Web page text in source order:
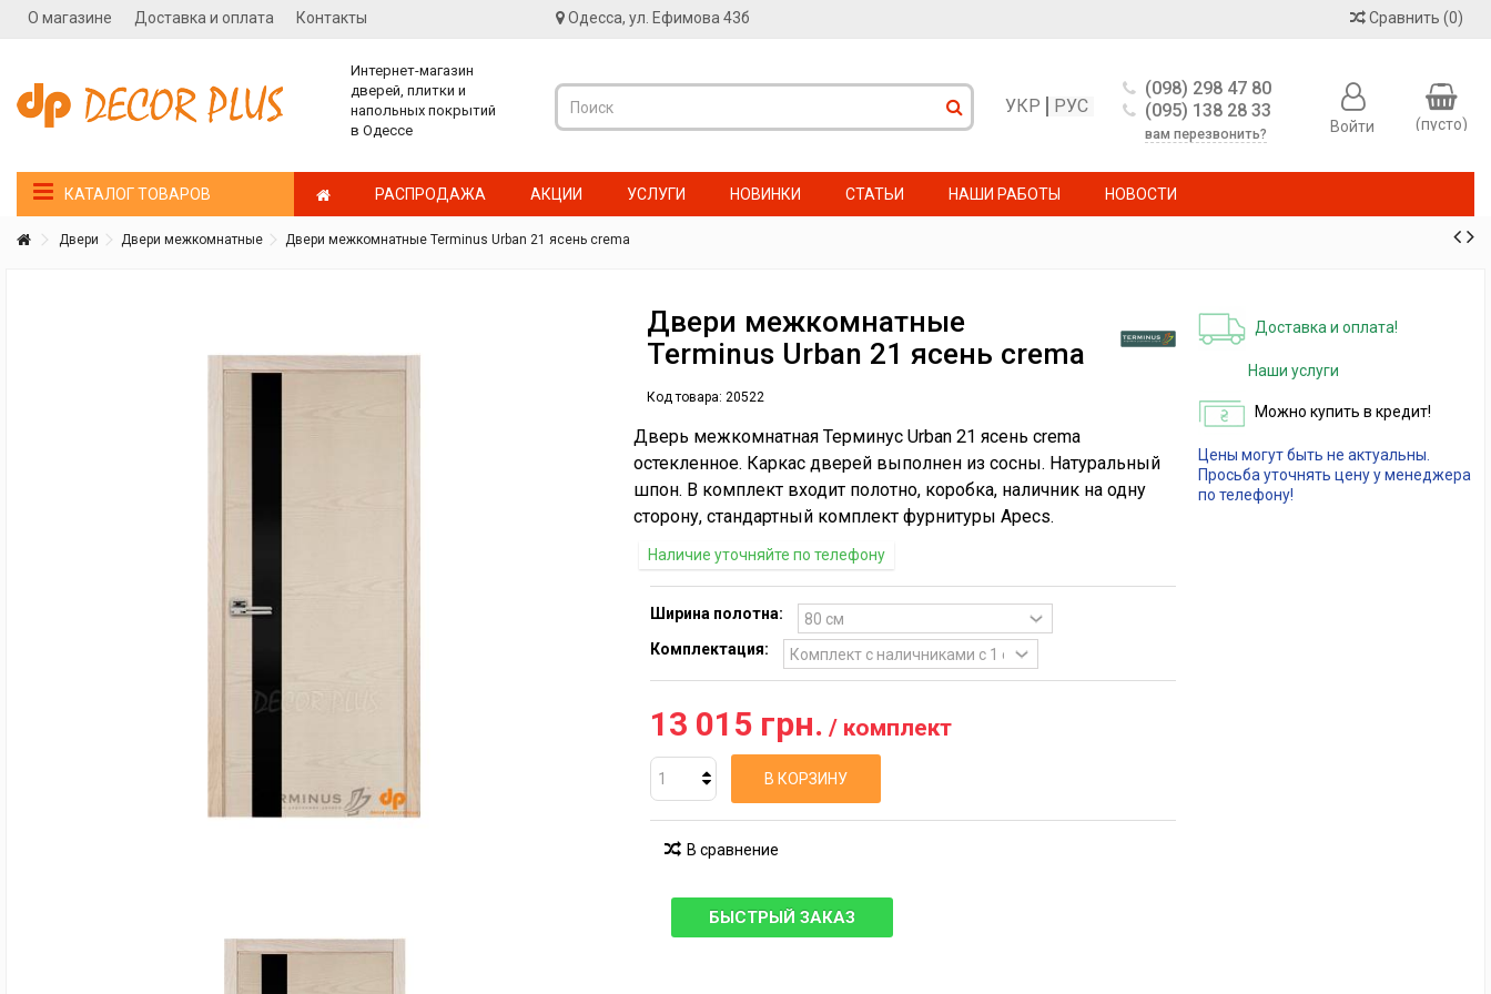
О магазине Доставка и оплата Контакты Одесса, ул. Ефимова 43б Сравнить (0)
Интернет-магазин
дверей, плитки и
напольных покрытий
в Одессе
(пусто)
РУС
УКР
(098) 298 47 80
(095) 138 28 33
вам перезвонить? Войти
КАТАЛОГ ТОВАРОВ РАСПРОДАЖА АКЦИИ УСЛУГИ НОВИНКИ СТАТЬИ НАШИ РАБОТЫ НОВОСТИ
Двери Двери межкомнатные Двери межкомнатные Terminus Urban 21 ясень crema
Двери межкомнатные
Terminus Urban 21 ясень crema
Код товара: 20522
Дверь межкомнатная Терминус Urban 21 ясень crema
остекленное. Каркас дверей выполнен из сосны. Натуральный
шпон. В комплект входит полотно, коробка, наличник на одну
сторону, стандартный комплект фурнитуры Apecs.
Наличие уточняйте по телефону
Ширина полотна:
Комплектация:
13 015 грн. / комплект
В КОРЗИНУ
В сравнение
БЫСТРЫЙ ЗАКАЗ
Доставка и оплата!
Наши услуги
Можно купить в кредит!
Цены могут быть не актуальны.
Просьба уточнять цену у менеджера
по телефону!